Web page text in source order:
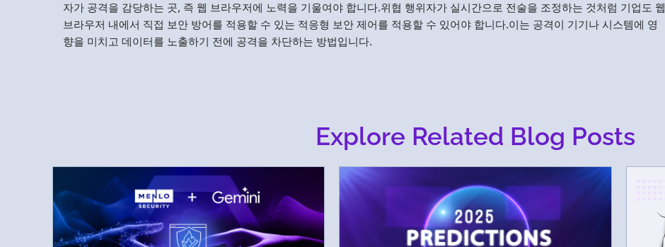
자가 공격을 감당하는 곳, 즉 웹 브라우저에 노력을 기울여야 합니다.위협 행위자가 실시간으로 전술을 조정하는 것처럼 기업도 웹
브라우저 내에서 직접 보안 방어를 적용할 수 있는 적응형 보안 제어를 적용할 수 있어야 합니다.이는 공격이 기기나 시스템에 영
향을 미치고 데이터를 노출하기 전에 공격을 차단하는 방법입니다.
Explore Related Blog Posts